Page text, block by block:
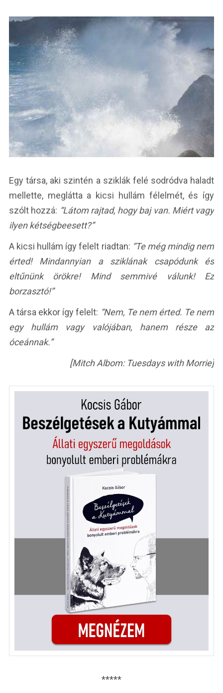
Egy társa, aki szintén a sziklák felé sodródva haladt
mellette, meglátta a kicsi hullám félelmét, és így
szólt hozzá: “Látom rajtad, hogy baj van. Miért vagy
ilyen kétségbeesett?”
A kicsi hullám így felelt riadtan: “Te még mindig nem
érted! Mindannyian a sziklának csapódunk és
eltűnünk örökre! Mind semmivé válunk! Ez
borzasztó!”
A társa ekkor így felelt: “Nem, Te nem érted. Te nem
egy hullám vagy valójában, hanem része az
óceánnak.”
[Mitch Albom: Tuesdays with Morrie]
*****